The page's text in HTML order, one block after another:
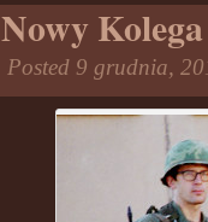
Nowy
Posted 9 grudnia,